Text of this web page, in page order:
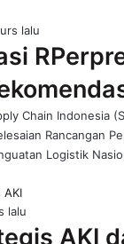
lalu
Chain Indonesia
Rancangan
Logistik
lalu
AKI